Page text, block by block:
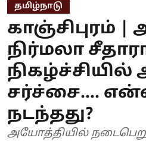
தமிழ்நாடு
காஞ்சிபுரம்
நிர்மலா
நிகழ்ச்சியில்
சர்ச்சை....
நடந்தது?
அயோத்தியில்